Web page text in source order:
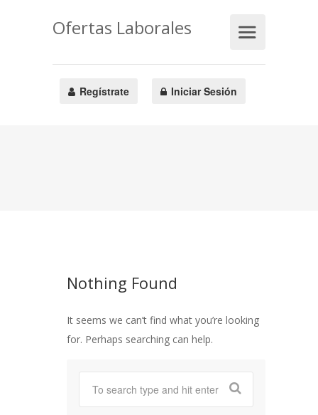
Ofertas Laborales
Regístrate Iniciar Sesión
Nothing Found
It seems we can’t find what you’re looking
for. Perhaps searching can help.